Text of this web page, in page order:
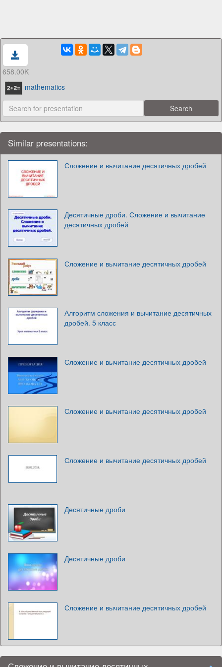
658.00K
mathematics
Similar presentations:
Сложение и вычитание десятичных дробей
Десятичные дроби. Сложение и вычитание
десятичных дробей
Сложение и вычитание десятичных дробей
Алгоритм сложения и вычитание десятичных
дробей. 5 класс
Сложение и вычитание десятичных дробей
Сложение и вычитание десятичных дробей
Сложение и вычитание десятичных дробей
Десятичные дроби
Десятичные дроби
Сложение и вычитание десятичных дробей